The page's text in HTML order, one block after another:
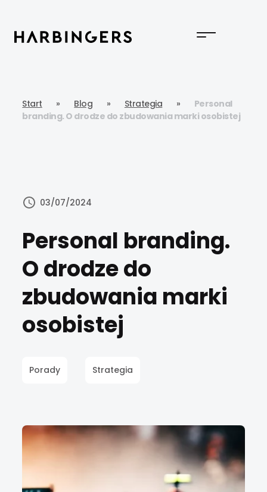
Start » Blog » Strategia »
Personal
branding. O drodze do zbudowania marki osobistej
03/07/2024
Personal branding.
O drodze do
zbudowania marki
osobistej
Porady Strategia